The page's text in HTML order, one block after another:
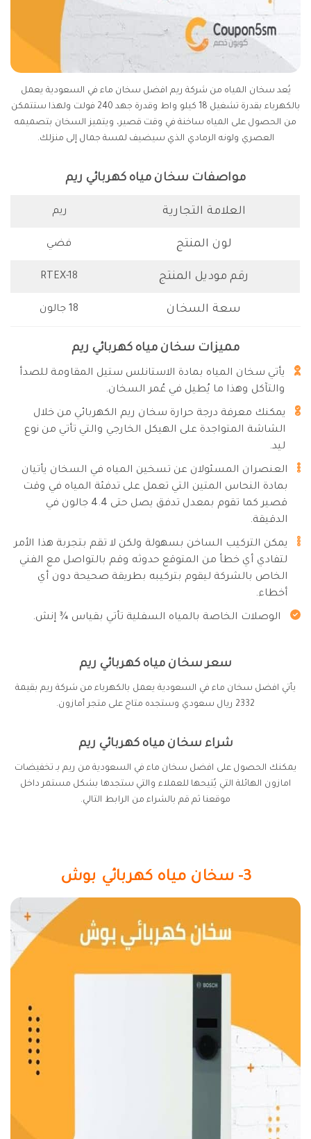
يُعد سخان المياه من شركة ريم افضل سخان ماء في السعودية يعمل
بالكهرباء بقدرة تشغيل 18 كيلو واط وقدرة جهد 240 فولت ولهذا ستتمكن
من الحصول على المياه ساخنة في وقت قصير، ويتميز السخان بتصميمه
العصري ولونه الرمادي الذي سيضيف لمسة جمال إلى منزلك.
مواصفات سخان مياه كهربائي ريم
العلامة التجارية ريم
لون المنتج فضي
رقم موديل المنتج RTEX-18
سعة السخان 18 جالون
مميزات سخان مياه كهربائي ريم
يأتي سخان المياه بمادة الاستانلس ستيل المقاومة للصدأ
والتآكل وهذا ما يُطيل في عُمر السخان.
يمكنك معرفة درجة حرارة سخان ريم الكهربائي من خلال
الشاشة المتواجدة على الهيكل الخارجي والتي تأتي من نوع
ليد.
العنصران المسئولان عن تسخين المياه في السخان يأتيان
بمادة النحاس المتين التي تعمل على تدفئة المياه في وقت
قصير كما تقوم بمعدل تدفق يصل حتى 4.4 جالون في
الدقيقة.
يمكن التركيب الساخن بسهولة ولكن لا تقم بتجربة هذا الأمر
لتفادي أي خطأ من المتوقع حدوثه وقم بالتواصل مع الفني
الخاص بالشركة ليقوم بتركيبه بطريقة صحيحة دون أي
أخطاء.
الوصلات الخاصة بالمياه السفلية تأتي بقياس ¾ إنش.
سعر سخان مياه كهربائي ريم
يأتي افضل سخان ماء في السعودية يعمل بالكهرباء من شركة ريم بقيمة
2332 ريال سعودي وستجده متاح على متجر أمازون.
شراء سخان مياه كهربائي ريم
يمكنك الحصول على افضل سخان ماء في السعودية من ريم بـ تخفيضات
امازون الهائلة التي يُتيحها للعملاء والتي ستجدها بشكل مستمر داخل
موقعنا ثم قم بالشراء من الرابط التالي.
3- سخان مياه كهربائي بوش